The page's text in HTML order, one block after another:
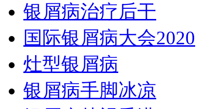
银屑病治疗后干
国际银屑病大会2020
灶型银屑病
银屑病手脚冰凉